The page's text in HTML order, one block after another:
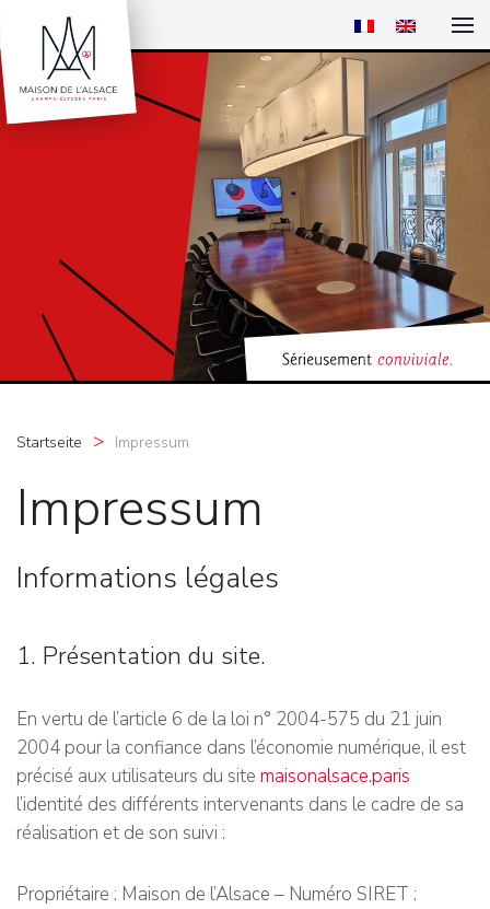
Startseite Impressum
Impressum
Informations légales
1. Présentation du site.
En vertu de l’article 6 de la loi n° 2004-575 du 21 juin
2004 pour la confiance dans l’économie numérique, il est
précisé aux utilisateurs du site maisonalsace.paris
l’identité des différents intervenants dans le cadre de sa
réalisation et de son suivi :
Propriétaire : Maison de l’Alsace – Numéro SIRET :